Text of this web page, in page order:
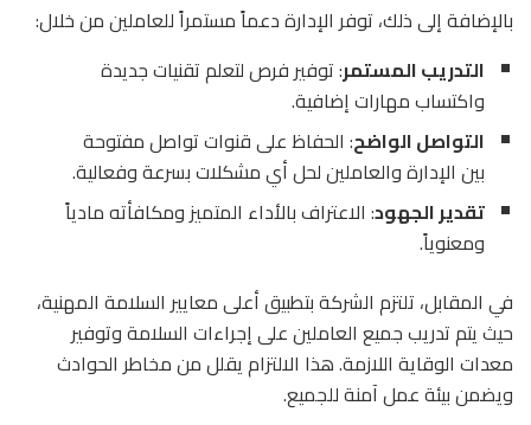
بالإضافة إلى ذلك، توفر الإدارة دعماً مستمراً للعاملين من خلال:
التدريب المستمر: توفير فرص لتعلم تقنيات جديدة
واكتساب مهارات إضافية.
التواصل الواضح: الحفاظ على قنوات تواصل مفتوحة
بين الإدارة والعاملين لحل أي مشكلات بسرعة وفعالية.
تقدير الجهود: الاعتراف بالأداء المتميز ومكافأته مادياً
ومعنوياً.
في المقابل، تلتزم الشركة بتطبيق أعلى معايير السلامة المهنية،
حيث يتم تدريب جميع العاملين على إجراءات السلامة وتوفير
معدات الوقاية اللازمة. هذا الالتزام يقلل من مخاطر الحوادث
ويضمن بيئة عمل آمنة للجميع.